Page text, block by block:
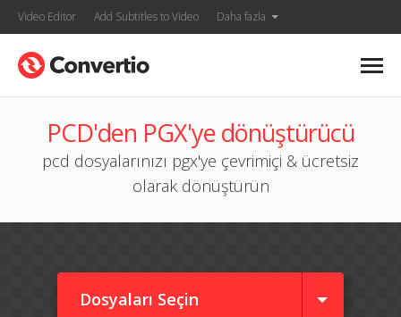
Video Editor Add Subtitles to Video Daha fazla
PCD'den PGX'ye dönüştürücü
pcd dosyalarınızı pgx'ye çevrimiçi & ücretsiz
olarak dönüştürün
Dosyaları Seçin